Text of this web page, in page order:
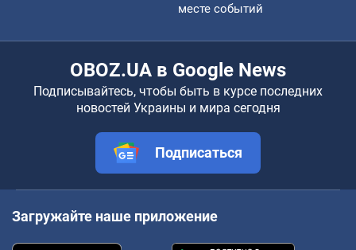
месте событий
OBOZ.UA в Google News
Подписывайтесь, чтобы быть в курсе последних
новостей Украины и мира сегодня
Подписаться
Загружайте наше приложение